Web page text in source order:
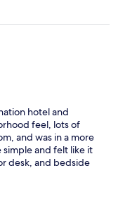
hotel and
feel, lots of
and was in a more
simple and felt like it
desk, and bedside
cell phone, but it
and steam room,